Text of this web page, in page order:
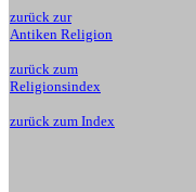
zurück zur
Antiken Religion
zurück zum
Religionsindex
zurück zum Index